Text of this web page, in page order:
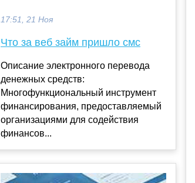
17:51, 21 Ноя
Что за веб займ пришло смс
Описание электронного перевода
денежных средств:
Многофункциональный инструмент
финансирования, предоставляемый
организациями для содействия
финансов...